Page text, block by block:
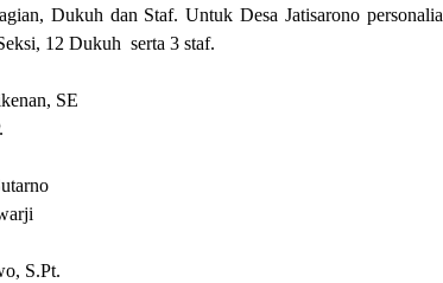
Dukuh dan Staf. Untuk Desa Jatisarono personalia
12 Dukuh serta 3 staf.
SE
S.Pt.